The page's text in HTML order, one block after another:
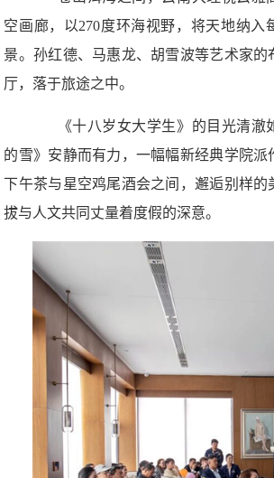
空画廊，以270度环海视野，将天地纳入
景。孙红德、马惠龙、胡雪波等艺术家的
厅，落于旅途之中。
《十八岁女大学生》的目光清澈
的雪》安静而有力，一幅幅新经典学院派
下午茶与星空鸡尾酒会之间，邂逅别样的
拔与人文共同丈量着度假的深意。